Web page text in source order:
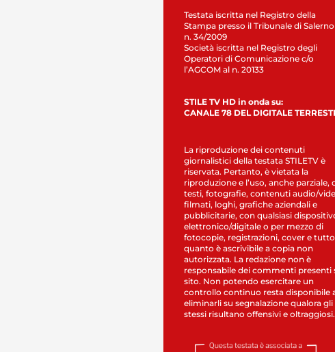
Testata iscritta nel Registro della
Stampa presso il Tribunale di
n. 34/2009
Società iscritta nel Registro degli
Operatori di Comunicazione c/o
l’AGCOM al n. 20133
STILE TV HD in onda su:
CANALE 78 DEL DIGITALE
La riproduzione dei contenuti
giornalistici della testata STILETV è
riservata. Pertanto, è vietata la
riproduzione e l’uso, anche parziale,
testi, fotografie, contenuti audio/
filmati, loghi, grafiche aziendali e
pubblicitarie, con qualsiasi
elettronico/digitale o per mezzo di
fotocopie, registrazioni, cover e tutto
quanto è ascrivibile a copia non
autorizzata. La redazione non è
responsabile dei commenti presenti
sito. Non potendo esercitare un
controllo continuo resta disponibile
eliminarli su segnalazione qualora gli
stessi risultano offensivi e oltraggiosi.